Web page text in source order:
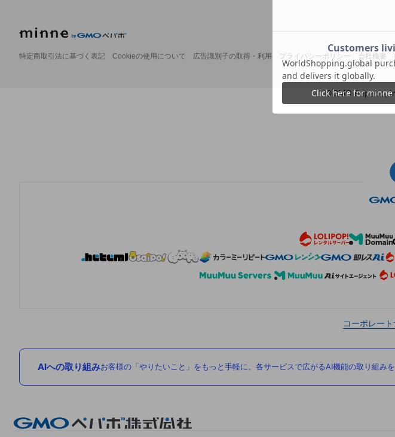
特定商取引法に基づく表記 Cookieの使用について 広告識別子の取得・利用 プライバシーポリシー 会社概要
©GMO Pepabo,
コーポレート
AIへの取り組みお客様の「やりたいこと」をもっと手軽に。各サービスで広がるAI機能の取り組み